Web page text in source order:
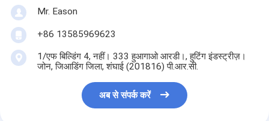
Mr. Eason
+86 13585969623
1/एफ बिल्डिंग 4, नहीं। 333 हुआगाओ आरडी।, हुटिंग इंडस्ट्रीज़।
जोन, जिआडिंग जिला, शंघाई (201816) पी.आर.सी.
अब से संपर्क करें